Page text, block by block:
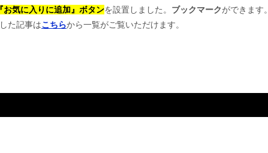
『お気に入りに追加』ボタンを設置しました。 ブックマークができます。
た記事はこちらから一覧がご覧いただけます。